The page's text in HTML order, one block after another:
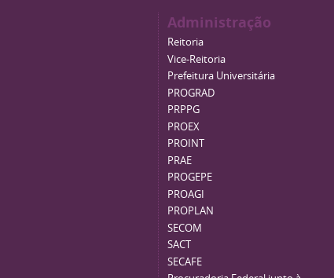
Administração
Reitoria
Vice-Reitoria
Prefeitura Universitária
PROGRAD
PRPPG
PROEX
PROINT
PRAE
PROGEPE
PROAGI
PROPLAN
SECOM
SACT
SECAFE